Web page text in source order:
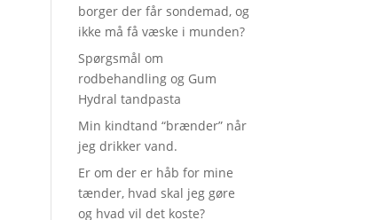
borger der får sondemad, og
ikke må få væske i munden?
Spørgsmål om
rodbehandling og Gum
Hydral tandpasta
Min kindtand “brænder” når
jeg drikker vand.
Er om der er håb for mine
tænder, hvad skal jeg gøre
og hvad vil det koste?